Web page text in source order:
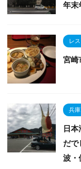
年末
レ
宮崎
兵庫
日
だで
波・